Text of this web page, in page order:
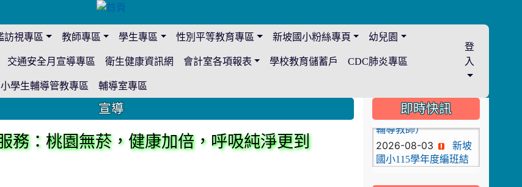
訪視專區 教師專區 學生專區 性別平等教育專區 新坡國小粉絲專頁 幼兒園
交通安全月宣導專區 衛生健康資訊網 會計室各項報表 學校教育儲蓄戶 CDC肺炎專區
學生輔導管教專區 輔導室專區
登
入
宣導
務：桃園無菸，健康加倍，呼吸純淨更到
::: 即時快訊
及建議案，請於115年8
月26日週三前提出
2026-08-04
★本校115學年度第一
公告（尚有缺額-專任
輔導教師）
2026-08-03
國小115學年度編班結
果公告